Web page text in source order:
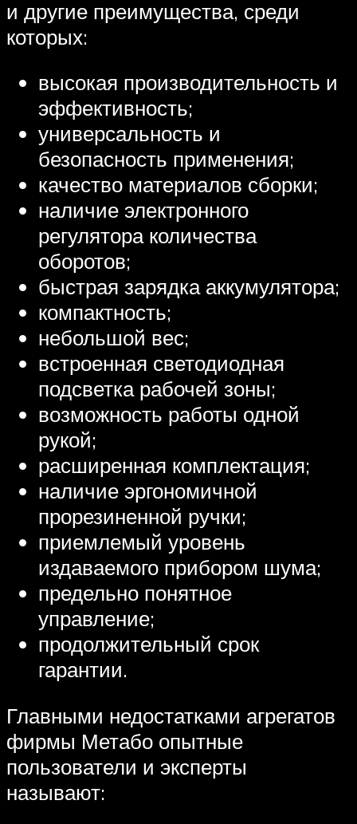
и другие преимущества, среди
которых:
высокая производительность и
эффективность;
универсальность и
безопасность применения;
качество материалов сборки;
наличие электронного
регулятора количества
оборотов;
быстрая зарядка аккумулятора;
компактность;
небольшой вес;
встроенная светодиодная
подсветка рабочей зоны;
возможность работы одной
рукой;
расширенная комплектация;
наличие эргономичной
прорезиненной ручки;
приемлемый уровень
издаваемого прибором шума;
предельно понятное
управление;
продолжительный срок
гарантии.
Главными недостатками агрегатов
фирмы Метабо опытные
пользователи и эксперты
называют: